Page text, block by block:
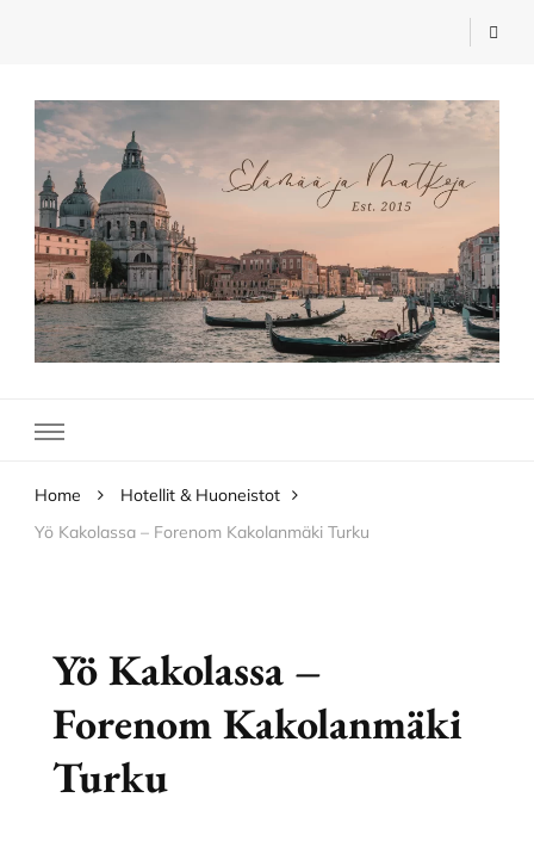
Elämää ja Matkoja
Home
Hotellit & Huoneistot
Yö Kakolassa – Forenom Kakolanmäki Turku
Yö Kakolassa –
Forenom Kakolanmäki
Turku